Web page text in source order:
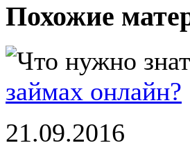
Похожие
займах онлайн?
21.09.2016